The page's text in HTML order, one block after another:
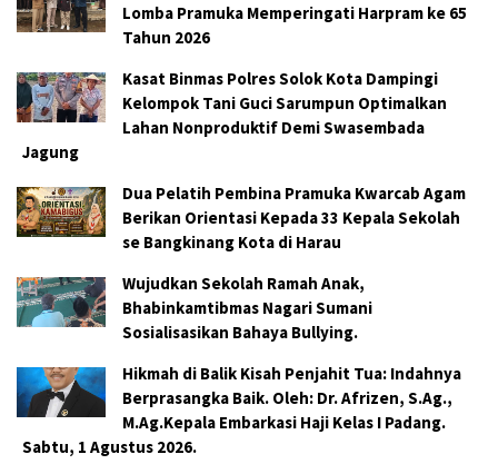
Lomba Pramuka Memperingati Harpram ke 65
Tahun 2026
Kasat Binmas Polres Solok Kota Dampingi
Kelompok Tani Guci Sarumpun Optimalkan
Lahan Nonproduktif Demi Swasembada
Jagung
Dua Pelatih Pembina Pramuka Kwarcab Agam
Berikan Orientasi Kepada 33 Kepala Sekolah
se Bangkinang Kota di Harau
Wujudkan Sekolah Ramah Anak,
Bhabinkamtibmas Nagari Sumani
Sosialisasikan Bahaya Bullying.
Hikmah di Balik Kisah Penjahit Tua: Indahnya
Berprasangka Baik. Oleh: Dr. Afrizen, S.Ag.,
M.Ag.Kepala Embarkasi Haji Kelas I Padang.
Sabtu, 1 Agustus 2026.